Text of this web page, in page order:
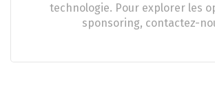
technologie. Pour explorer les
sponsoring, contactez-